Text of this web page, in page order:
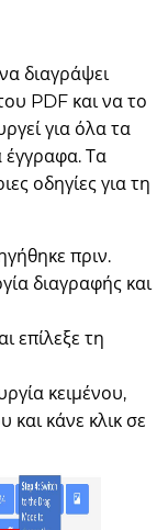
διαγράψει
PDF και να το
για όλα τα
έγγραφα. Τα
οδηγίες για τη
πριν.
διαγραφής και
επίλεξε τη
κειμένου,
και κάνε κλικ σε